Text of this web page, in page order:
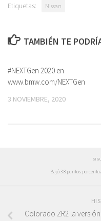
Etiquetas: Nissan
TAMBIÉN TE
#NEXTGen 2020 en
www.bmw.com/NEXTGen
3 NOVIEMBRE, 2020
Bajó 3.8 puntos
Colorado ZR2 la